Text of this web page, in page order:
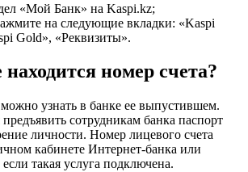
«Мой Банк» на Kaspi.kz;
на следующие вкладки: «Kaspi
Gold», «Реквизиты».
находится номер счета?
узнать в банке ее выпустившем.
сотрудникам банка паспорт
личности. Номер лицевого счета
кабинете Интернет-банка или
такая услуга подключена.